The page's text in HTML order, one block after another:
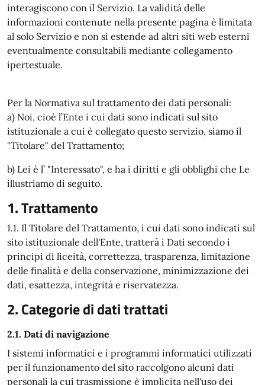
interagiscono con il Servizio. La validità delle
informazioni contenute nella presente pagina è limitata
al solo Servizio e non si estende ad altri siti web esterni
eventualmente consultabili mediante collegamento
ipertestuale.
Per la Normativa sul trattamento dei dati personali:
a) Noi, cioè l’Ente i cui dati sono indicati sul sito
istituzionale a cui è collegato questo servizio, siamo il
"Titolare" del Trattamento;
b) Lei è l’ "Interessato", e ha i diritti e gli obblighi che Le
illustriamo di seguito.
1. Trattamento
1.1. Il Titolare del Trattamento, i cui dati sono indicati sul
sito istituzionale dell'Ente, tratterà i Dati secondo i
principi di liceità, correttezza, trasparenza, limitazione
delle finalità e della conservazione, minimizzazione dei
dati, esattezza, integrità e riservatezza.
2. Categorie di dati trattati
2.1. Dati di navigazione
I sistemi informatici e i programmi informatici utilizzati
per il funzionamento del sito raccolgono alcuni dati
personali la cui trasmissione è implicita nell'uso dei